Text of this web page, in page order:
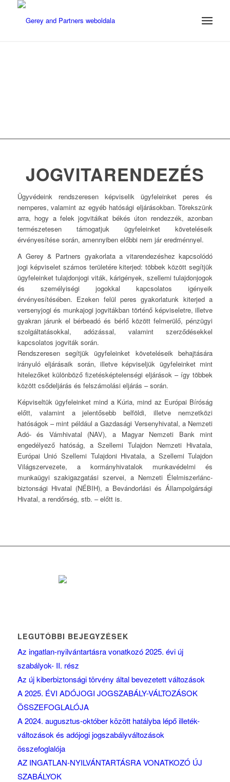
JOGVITARENDEZÉS
Ügyvédeink rendszeresen képviselik ügyfeleinket peres és
nemperes, valamint az egyéb hatósági eljárásokban. Törekszünk
arra, hogy a felek jogvitáikat békés úton rendezzék, azonban
természetesen támogatjuk ügyfeleinket követeléseik
érvényesítése során, amennyiben előbbi nem jár eredménnyel.
A Gerey & Partners gyakorlata a vitarendezéshez kapcsolódó
jogi képviselet számos területére kiterjed: többek között segítjük
ügyfeleinket tulajdonjogi viták, kárigények, szellemi tulajdonjogok
és személyiségi jogokkal kapcsolatos igényeik
érvényesítésében. Ezeken felül peres gyakorlatunk kiterjed a
versenyjogi és munkajogi jogvitákban történő képviseletre, illetve
gyakran járunk el bérbeadó és bérlő között felmerülő, pénzügyi
szolgáltatásokkal, adózással, valamint szerződésekkel
kapcsolatos jogviták során.
Rendszeresen segítjük ügyfeleinket követeléseik behajtására
irányuló eljárásaik során, illetve képviseljük ügyfeleinket mint
hitelezőket különböző fizetésképtelenségi eljárások – így többek
között csődeljárás és felszámolási eljárás – során.
Képviseltük ügyfeleinket mind a Kúria, mind az Európai Bíróság
előtt, valamint a jelentősebb belföldi, illetve nemzetközi
hatóságok – mint például a Gazdasági Versenyhivatal, a Nemzeti
Adó- és Vámhivatal (NAV), a Magyar Nemzeti Bank mint
engedélyező hatóság, a Szellemi Tulajdon Nemzeti Hivatala,
Európai Unió Szellemi Tulajdoni Hivatala, a Szellemi Tulajdon
Világszervezete, a kormányhivatalok munkavédelmi és
munkaügyi szakigazgatási szervei, a Nemzeti Élelmiszerlánc-
biztonsági Hivatal (NÉBIH), a Bevándorlási és Állampolgársági
Hivatal, a rendőrség, stb. – előtt is.
LEGUTÓBBI BEJEGYZÉSEK
Az ingatlan-nyilvántartásra vonatkozó 2025. évi új
szabályok- II. rész
Az új kiberbiztonsági törvény által bevezetett változások
A 2025. ÉVI ADÓJOGI JOGSZABÁLY-VÁLTOZÁSOK
ÖSSZEFOGLALÓJA
A 2024. augusztus-október között hatályba lépő illeték-
változások és adójogi jogszabályváltozások
összefoglalója
AZ INGATLAN-NYILVÁNTARTÁSRA VONATKOZÓ ÚJ
SZABÁLYOK